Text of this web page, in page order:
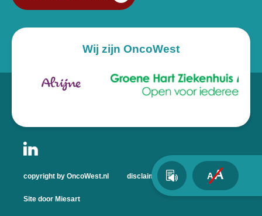
Wij zijn OncoWest
copyright by OncoWest.nl disclaimer privacyverklaring
Site door Miesart
AA